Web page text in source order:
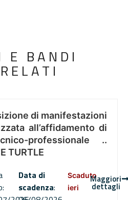
E BANDI
di manifestazioni
all’affidamento di
professionale ..
TURTLE
Data di
scadenza:
Scaduto
ieri
Maggiori
dettagli